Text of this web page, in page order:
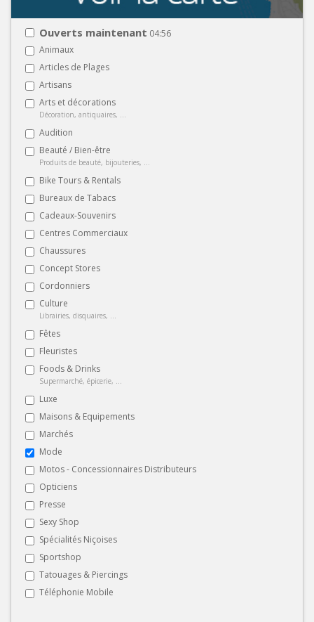
Ouverts maintenant 04:56
Animaux
Articles de Plages
Artisans
Arts et décorations
Décoration, antiquaires, ...
Audition
Beauté / Bien-être
Produits de beauté, bijouteries, ...
Bike Tours & Rentals
Bureaux de Tabacs
Cadeaux-Souvenirs
Centres Commerciaux
Chaussures
Concept Stores
Cordonniers
Culture
Librairies, disquaires, ...
Fêtes
Fleuristes
Foods & Drinks
Supermarché, épicerie, ...
Luxe
Maisons & Equipements
Marchés
Mode
Motos - Concessionnaires Distributeurs
Opticiens
Presse
Sexy Shop
Spécialités Niçoises
Sportshop
Tatouages & Piercings
Téléphonie Mobile